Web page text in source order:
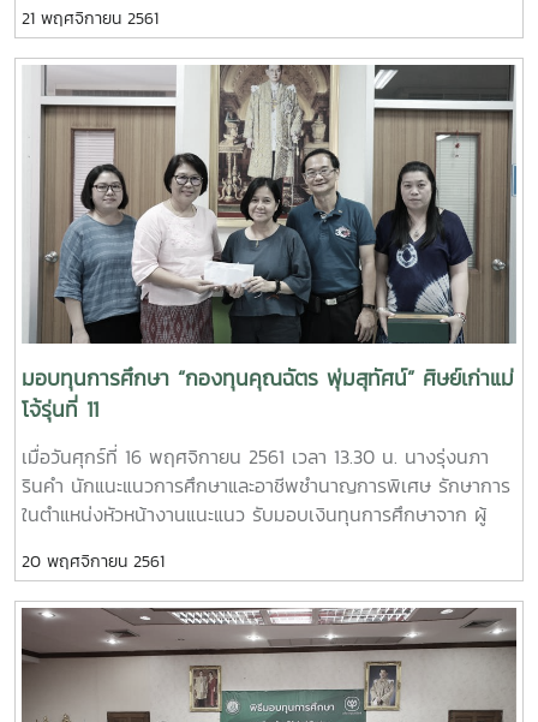
ศึกษาแบบต่อเนื่องจนจบการศึกษา โดยมีคุณรัตนากร ศิริรัตน์
เป็นประธานคณะกรรมการสอบสัมภาษณ์ในครั้งนี้ ซึ่งแบ่งประเภท
ทุนการศึกษาออกเป็นดังนี้ ระดับปริญญาตรี 1. หลักสูตร 5 ปี ปีละ
10,000 บาท จำนวน 2 ทุน 2. หลักสูตร 4 ปี ปีละ 10,000 บาท
จำนวน 20 ทุน 3. หลักสูตร 4 ปี เทียบเข้าเรียน ปีละ 10,000 บาท
จำนวน 2 ทุน ระดับบัณฑิตศึกษา ปีละ 15,000 บาท จำนวน 2 ทุน
ณ ห้องประชุมสำนักงานอธิการบดี 2 ชั้น 2 สำนักงานอธิการบดี
21 พฤศจิกายน 2561
มอบทุนการศึกษา “กองทุนคุณฉัตร พุ่มสุทัศน์” ศิษย์เก่าแม่
โจ้รุ่นที่ 11
เมื่อวันศุกร์ที่ 16 พฤศจิกายน 2561 เวลา 13.30 น. นางรุ่งนภา
รินคำ นักแนะแนวการศึกษาและอาชีพชำนาญการพิเศษ รักษาการ
ในตำแหน่งหัวหน้างานแนะแนว รับมอบเงินทุนการศึกษาจาก ผู้
เพื่อสมทบเข้ากองทุนการศึกษา “กองทุนคุณฉัตร พุ่มสุทัศน์”
ศิษย์เก่าแม่โจ้รุ่นที่ 11 จำนวน 18,000 บาท และจัดสรรเป็นทุนการ
ศึกษาสำหรับนักศึกษาที่เรียนดี ความประพฤติเรียบร้อย ขาดแคลน
ทุนทรัพย์ จำนวน 2 ทุน ทุนละ 6,000 บาท เป็นเงิน 12,000 บาท
ณ กองแนะแนว และศิษย์เก่าสัมพันธ์ ชั้น 3 ศูนย์กิจการ นักศึกษา
มหาวิทยาลัยแม่โจ้
20 พฤศจิกายน 2561